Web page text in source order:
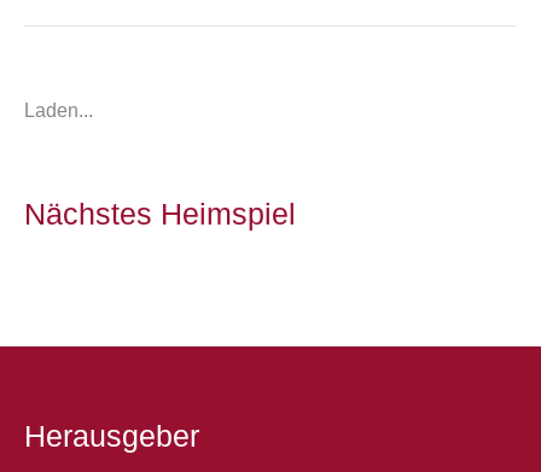
Laden...
Nächstes Heimspiel
Herausgeber